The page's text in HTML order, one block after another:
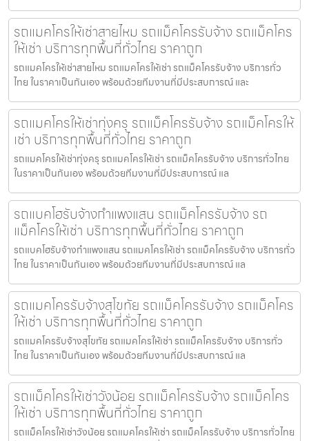
รถแมคโครให้เช่าสายไหม รถแม็คโครรับจ้าง รถแม็คโคร
ให้เช่า บริการทุกพื้นที่ทั่วไทย ราคาถูก
รถแมคโครให้เช่าสายไหม รถแมคโครให้เช่า รถแม็คโครรับจ้าง บริการทั่ว
ไทย ในราคาเป็นกันเอง พร้อมด้วยทีมงานที่มีประสบการณ์ และ
รถแมคโครให้เช่าทุ่งครุ รถแม็คโครรับจ้าง รถแม็คโครให้
เช่า บริการทุกพื้นที่ทั่วไทย ราคาถูก
รถแมคโครให้เช่าทุ่งครุ รถแมคโครให้เช่า รถแม็คโครรับจ้าง บริการทั่วไทย
ในราคาเป็นกันเอง พร้อมด้วยทีมงานที่มีประสบการณ์ แล
รถแบคโฮรับจ้างกำแพงแสน รถแม็คโครรับจ้าง รถ
แม็คโครให้เช่า บริการทุกพื้นที่ทั่วไทย ราคาถูก
รถแบคโฮรับจ้างกำแพงแสน รถแมคโครให้เช่า รถแม็คโครรับจ้าง บริการทั่ว
ไทย ในราคาเป็นกันเอง พร้อมด้วยทีมงานที่มีประสบการณ์ แล
รถแมคโครรับจ้างสุโขทัย รถแม็คโครรับจ้าง รถแม็คโคร
ให้เช่า บริการทุกพื้นที่ทั่วไทย ราคาถูก
รถแมคโครรับจ้างสุโขทัย รถแมคโครให้เช่า รถแม็คโครรับจ้าง บริการทั่ว
ไทย ในราคาเป็นกันเอง พร้อมด้วยทีมงานที่มีประสบการณ์ แล
รถแม็คโครให้เช่าวังน้อย รถแม็คโครรับจ้าง รถแม็คโคร
ให้เช่า บริการทุกพื้นที่ทั่วไทย ราคาถูก
รถแม็คโครให้เช่าวังน้อย รถแมคโครให้เช่า รถแม็คโครรับจ้าง บริการทั่วไทย